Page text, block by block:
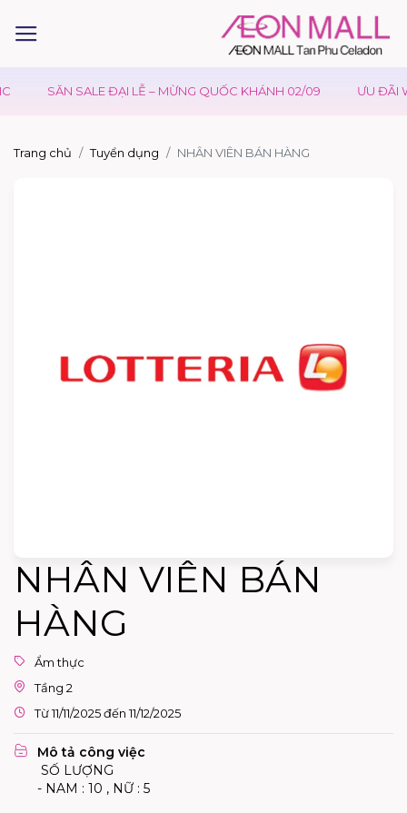
SĂN SALE ĐẠI LỄ – MỪNG QUỐC KHÁNH 02/09 ƯU ĐÃI
Trang chủ Tuyển dụng NHÂN VIÊN BÁN HÀNG
NHÂN VIÊN BÁN
HÀNG
Ẩm thực
Tầng 2
Từ 11/11/2025 đến 11/12/2025
Mô tả công việc
SỐ LƯỢNG
- NAM : 10 , NỮ : 5